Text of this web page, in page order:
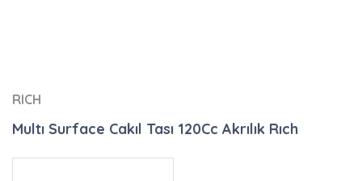
RICH
Multı Surface Cakıl Tası 120Cc Akrılık Rıch